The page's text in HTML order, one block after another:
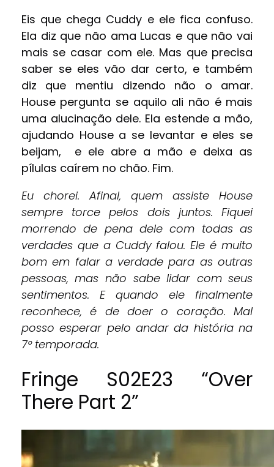
Eis que chega Cuddy e ele fica confuso.
Ela diz que não ama Lucas e que não vai
mais se casar com ele. Mas que precisa
saber se eles vão dar certo, e também
diz que mentiu dizendo não o amar.
House pergunta se aquilo ali não é mais
uma alucinação dele. Ela estende a mão,
ajudando House a se levantar e eles se
beijam, e ele abre a mão e deixa as
pílulas caírem no chão. Fim.
Eu chorei. Afinal, quem assiste House
sempre torce pelos dois juntos. Fiquei
morrendo de pena dele com todas as
verdades que a Cuddy falou. Ele é muito
bom em falar a verdade para as outras
pessoas, mas não sabe lidar com seus
sentimentos. E quando ele finalmente
reconhece, é de doer o coração. Mal
posso esperar pelo andar da história na
7° temporada.
Fringe S02E23 “Over
There Part 2”